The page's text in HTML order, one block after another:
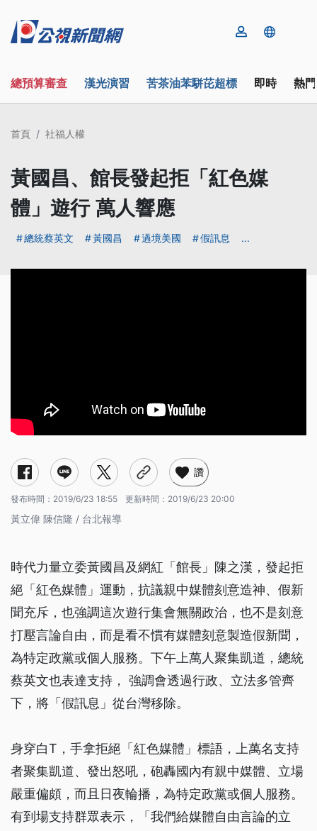
總預算審查 漢光演習 苦茶油苯駢芘超標 即時 熱
首頁 社福人權
黃國昌、館長發起拒「紅色媒
體」遊行 萬人響應
總統蔡英文 黃國昌 過境美國 假訊息 ...
讚
發布時間： 2019/6/23 18:55 更新時間： 2019/6/23 20:00
黃立偉 陳信隆 / 台北報導
時代力量立委黃國昌及網紅「館長」陳之漢，發起拒
絕「紅色媒體」運動，抗議親中媒體刻意造神、假新
聞充斥，也強調這次遊行集會無關政治，也不是刻意
打壓言論自由，而是看不慣有媒體刻意製造假新聞，
為特定政黨或個人服務。下午上萬人聚集凱道，總統
蔡英文也表達支持， 強調會透過行政、立法多管齊
下，將「假訊息」從台灣移除。
身穿白T，手拿拒絕「紅色媒體」標語，上萬名支持
者聚集凱道、發出怒吼，砲轟國內有親中媒體、立場
嚴重偏頗，而且日夜輪播，為特定政黨或個人服務。
有到場支持群眾表示，「我們給媒體自由言論的立